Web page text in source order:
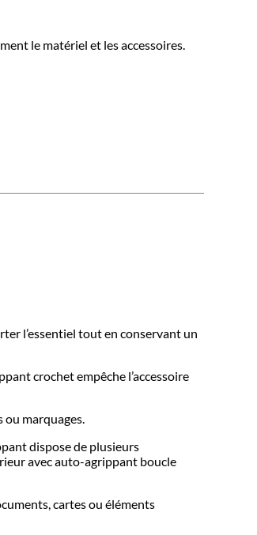
le matériel et les accessoires.
l’essentiel tout en conservant un
crochet empêche l’accessoire
ou marquages.
dispose de plusieurs
avec auto-agrippant boucle
cartes ou éléments